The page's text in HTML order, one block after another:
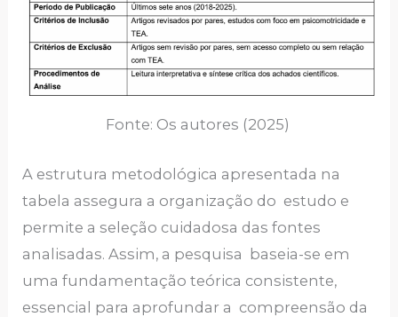
Fonte: Os autores (2025)
A estrutura metodológica apresentada na
tabela assegura a organização do estudo e
permite a seleção cuidadosa das fontes
analisadas. Assim, a pesquisa baseia-se em
uma fundamentação teórica consistente,
essencial para aprofundar a compreensão da